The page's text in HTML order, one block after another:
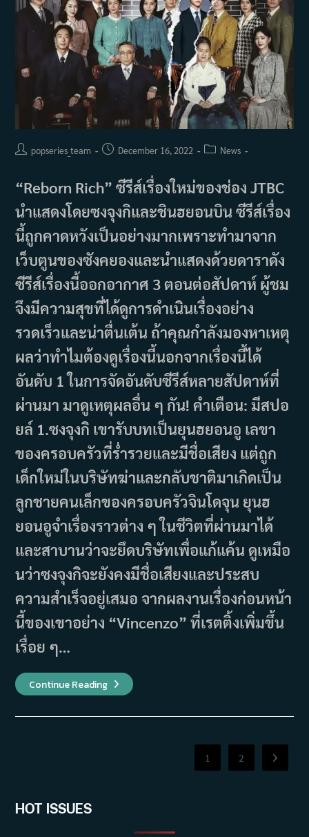
Postpopseries_team
PostDecember 16, 2022
PostNews
“Reborn Rich” ซีรีส์เรื่องใหม่ของช่อง JTBC
นำแสดงโดยซงจุงกิและชินฮยอนบิน ซีรีส์เรื่อง
นี้ถูกคาดหวังเป็นอย่างมากเพราะทำมาจาก
เว็บตูนของซังคยองและนำแสดงด้วยดาราดัง
ซีรีส์เรื่องนี้ออกอากาศ 3 ตอนต่อสัปดาห์ ผู้ชม
จึงมีความสุขที่ได้ดูการดำเนินเรื่องอย่าง
รวดเร็วและน่าตื่นเต้น ถ้าคุณกำลังมองหาเหตุ
ผลว่าทำไมต้องดูเรื่องนี้นอกจากเรื่องนี้ได้
อันดับ 1 ในการจัดอันดับซีรีส์หลายสัปดาห์ที่
ผ่านมา มาดูเหตุผลอื่น ๆ กัน! คำเตือน: มีสปอ
ยล์ 1.ซงจุงกิ เขารับบทเป็นยุนฮยอนอู เลขา
ของครอบครัวที่ร่ำรวยและมีชื่อเสียง แต่ถูก
เด็กใหม่ในบริษัทฆ่าและกลับชาติมาเกิดเป็น
ลูกชายคนเล็กของครอบครัวจินโดจุน ยุนฮ
ยอนอูจำเรื่องราวต่าง ๆ ในชีวิตที่ผ่านมาได้
และสาบานว่าจะยึดบริษัทเพื่อแก้แค้น ดูเหมือ
นว่าซงจุงกิจะยังคงมีชื่อเสียงและประสบ
ความสำเร็จอยู่เสมอ จากผลงานเรื่องก่อนหน้า
นี้ของเขาอย่าง “Vincenzo” ที่เรตติ้งเพิ่มขึ้น
เรื่อย ๆ…
Continue Reading5
เหตุผล
1 2 Go to
HOT ISSUES